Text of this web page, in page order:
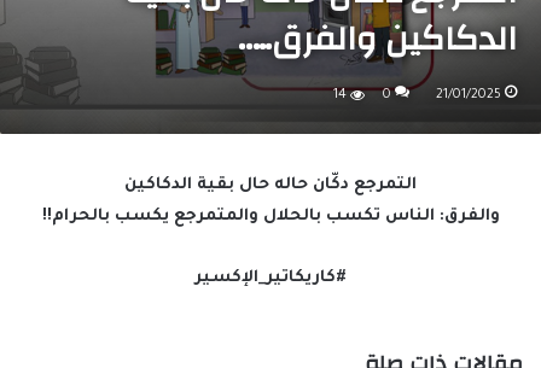
الدكاكين والفرق…..
21/01/2025
0
14
التمرجع دكّان حاله حال بقية الدكاكين
والفرق: الناس تكسب بالحلال والمتمرجع يكسب بالحرام!!
#كاريكاتير_الإكسير